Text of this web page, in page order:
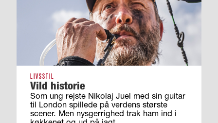
LIVSSTIL
Vild historie
Som ung rejste Nikolaj Juel med sin guitar
til London spillede på verdens største
scener. Men nysgerrighed trak ham ind i